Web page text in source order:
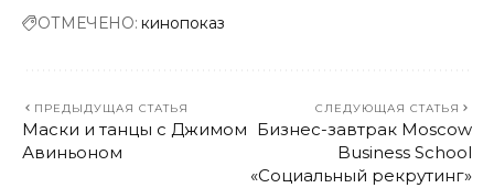
ОТМЕЧЕНО: кинопоказ
ПРЕДЫДУЩАЯ СТАТЬЯ
Маски и танцы с Джимом
Авиньоном
СЛЕДУЮЩАЯ СТАТЬЯ
Бизнес-завтрак Moscow
Business School
«Социальный рекрутинг»